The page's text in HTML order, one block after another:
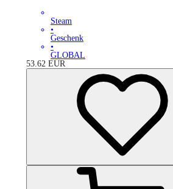
Steam
•
Geschenk
•
GLOBAL
53.62 EUR